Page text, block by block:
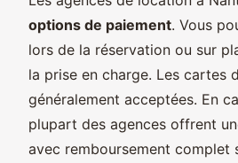
options de paiement. Vous
lors de la réservation ou sur
la prise en charge. Les cartes
généralement acceptées. En
plupart des agences offrent
avec remboursement complet